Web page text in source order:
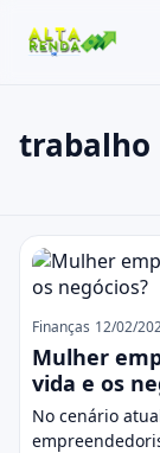
Conta Digital
Empréstimo
Finanças
Imóvel
Pressione
trabalho
trabalho
Finanças 12/02/
Mulher
vida e os
No cenário